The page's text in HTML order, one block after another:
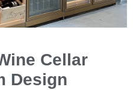
Cellar
Design